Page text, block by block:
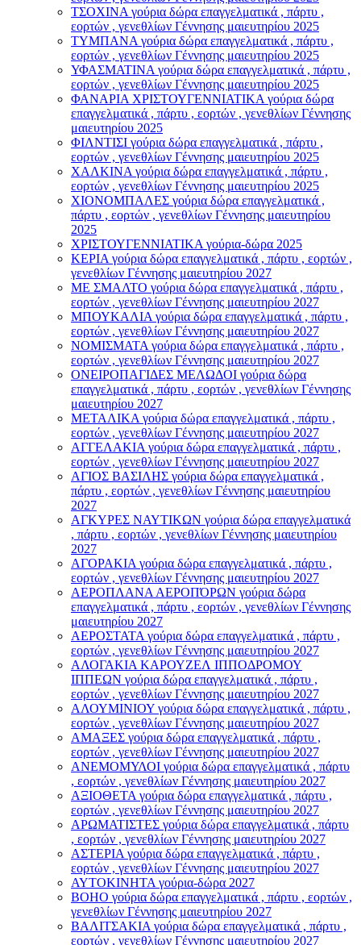
ΤΣΟΧΙΝΑ γούρια δώρα επαγγελματικά , πάρτυ ,
εορτών , γενεθλίων Γέννησης μαιευτηρίου 2025
ΤΥΜΠΑΝΑ γούρια δώρα επαγγελματικά , πάρτυ ,
εορτών , γενεθλίων Γέννησης μαιευτηρίου 2025
ΥΦΑΣΜΑΤΙΝΑ γούρια δώρα επαγγελματικά , πάρτυ ,
εορτών , γενεθλίων Γέννησης μαιευτηρίου 2025
ΦΑΝΑΡΙΑ ΧΡΙΣΤΟΥΓΕΝΝΙΑΤΙΚΑ γούρια δώρα
επαγγελματικά , πάρτυ , εορτών , γενεθλίων Γέννησης
μαιευτηρίου 2025
ΦΙΛΝΤΙΣΙ γούρια δώρα επαγγελματικά , πάρτυ ,
εορτών , γενεθλίων Γέννησης μαιευτηρίου 2025
ΧΑΛΚΙΝΑ γούρια δώρα επαγγελματικά , πάρτυ ,
εορτών , γενεθλίων Γέννησης μαιευτηρίου 2025
ΧΙΟΝΟΜΠΑΛΕΣ γούρια δώρα επαγγελματικά ,
πάρτυ , εορτών , γενεθλίων Γέννησης μαιευτηρίου
2025
ΧΡΙΣΤΟΥΓΕΝΝΙΑΤΙΚΑ γούρια-δώρα 2025
ΚΕΡΙΑ γούρια δώρα επαγγελματικά , πάρτυ , εορτών ,
γενεθλίων Γέννησης μαιευτηρίου 2027
ΜΕ ΣΜΑΛΤΟ γούρια δώρα επαγγελματικά , πάρτυ ,
εορτών , γενεθλίων Γέννησης μαιευτηρίου 2027
ΜΠΟΥΚΑΛΙΑ γούρια δώρα επαγγελματικά , πάρτυ ,
εορτών , γενεθλίων Γέννησης μαιευτηρίου 2027
ΝΟΜΙΣΜΑΤΑ γούρια δώρα επαγγελματικά , πάρτυ ,
εορτών , γενεθλίων Γέννησης μαιευτηρίου 2027
ΟΝΕΙΡΟΠΑΓΙΔΕΣ ΜΕΛΩΔΟΙ γούρια δώρα
επαγγελματικά , πάρτυ , εορτών , γενεθλίων Γέννησης
μαιευτηρίου 2027
ΜΕΤΑΛΙΚΑ γούρια δώρα επαγγελματικά , πάρτυ ,
εορτών , γενεθλίων Γέννησης μαιευτηρίου 2027
ΑΓΓΕΛΑΚΙΑ γούρια δώρα επαγγελματικά , πάρτυ ,
εορτών , γενεθλίων Γέννησης μαιευτηρίου 2027
ΑΓΙΟΣ ΒΑΣΙΛΗΣ γούρια δώρα επαγγελματικά ,
πάρτυ , εορτών , γενεθλίων Γέννησης μαιευτηρίου
2027
ΑΓΚΥΡΕΣ ΝΑΥΤΙΚΩΝ γούρια δώρα επαγγελματικά
, πάρτυ , εορτών , γενεθλίων Γέννησης μαιευτηρίου
2027
ΑΓΟΡΑΚΙΑ γούρια δώρα επαγγελματικά , πάρτυ ,
εορτών , γενεθλίων Γέννησης μαιευτηρίου 2027
ΑΕΡΟΠΛΑΝΑ ΑΕΡΟΠΌΡΩΝ γούρια δώρα
επαγγελματικά , πάρτυ , εορτών , γενεθλίων Γέννησης
μαιευτηρίου 2027
ΑΕΡΟΣΤΑΤΑ γούρια δώρα επαγγελματικά , πάρτυ ,
εορτών , γενεθλίων Γέννησης μαιευτηρίου 2027
ΑΛΟΓΑΚΙΑ ΚΑΡΟΥΖΕΛ ΙΠΠΟΔΡΟΜΟΥ
ΙΠΠΕΩΝ γούρια δώρα επαγγελματικά , πάρτυ ,
εορτών , γενεθλίων Γέννησης μαιευτηρίου 2027
ΑΛΟΥΜΙΝΙΟΥ γούρια δώρα επαγγελματικά , πάρτυ ,
εορτών , γενεθλίων Γέννησης μαιευτηρίου 2027
ΑΜΑΞΕΣ γούρια δώρα επαγγελματικά , πάρτυ ,
εορτών , γενεθλίων Γέννησης μαιευτηρίου 2027
ΑΝΕΜΟΜΥΛΟI γούρια δώρα επαγγελματικά , πάρτυ
, εορτών , γενεθλίων Γέννησης μαιευτηρίου 2027
ΑΞΙΟΘΕΤΑ γούρια δώρα επαγγελματικά , πάρτυ ,
εορτών , γενεθλίων Γέννησης μαιευτηρίου 2027
ΑΡΩΜΑΤΙΣΤΕΣ γούρια δώρα επαγγελματικά , πάρτυ
, εορτών , γενεθλίων Γέννησης μαιευτηρίου 2027
ΑΣΤΕΡIA γούρια δώρα επαγγελματικά , πάρτυ ,
εορτών , γενεθλίων Γέννησης μαιευτηρίου 2027
ΑΥΤΟΚΙΝΗΤΑ γούρια-δώρα 2027
ΒOHO γούρια δώρα επαγγελματικά , πάρτυ , εορτών ,
γενεθλίων Γέννησης μαιευτηρίου 2027
ΒΑΛΙΤΣΑΚΙΑ γούρια δώρα επαγγελματικά , πάρτυ ,
εορτών , γενεθλίων Γέννησης μαιευτηρίου 2027